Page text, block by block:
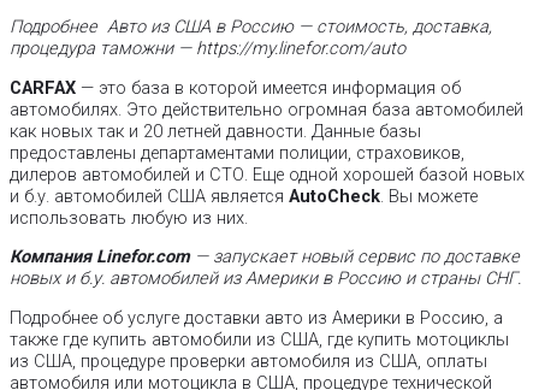
Подробнее Авто из США в Россию — стоимость, доставка,
процедура таможни — https://my.linefor.com/auto
CARFAX — это база в которой имеется информация об
автомобилях. Это действительно огромная база автомобилей
как новых так и 20 летней давности. Данные базы
предоставлены департаментами полиции, страховиков,
дилеров автомобилей и СТО. Еще одной хорошей базой новых
и б.у. автомобилей США является AutoCheck. Вы можете
использовать любую из них.
Компания Linefor.com— запускает новый сервис по доставке
новых и б.у. автомобилей из Америки в Россию и страны СНГ.
Подробнее об услуге доставки авто из Америки в Россию, а
также где купить автомобили из США, где купить мотоциклы
из США, процедуре проверки автомобиля из США, оплаты
автомобиля или мотоцикла в США, процедуре технической